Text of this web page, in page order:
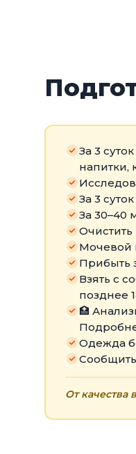
За 3
напитки,
За 3
За 30–40
Мочевой
Прибыть
Взять с
позднее
🏥
Одежда
От качества